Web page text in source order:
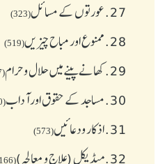
27. عورتوں کے مسائل(323)
28. ممنوع اور مباح چیز یں(519)
29. کھانے پینے میں حلال و حرام(227)
30. مساجد کے حقوق اور آداب(180)
31. اذکار ودعائیں(573)
32. میڈیکل (علاج و معالجہ)(166)